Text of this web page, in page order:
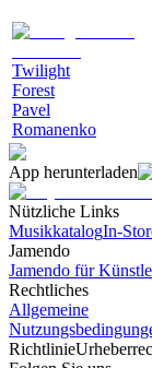
Twilight
Forest
Pavel
Romanenko
App herunterladen
Nützliche Links
MusikkatalogIn-
Jamendo
Jamendo für
Rechtliches
Allgemeine
Richtlinie